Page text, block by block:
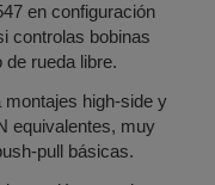
en configuración
controlas bobinas
rueda libre.​
high‑side y
equivalentes, muy
básicas.​